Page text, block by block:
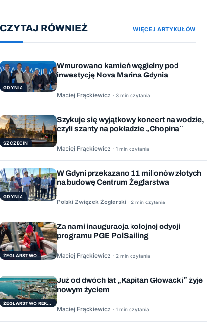
CZYTAJ RÓWNIEŻ WIĘCEJ ARTYKUŁÓW
GDYNIA
Wmurowano kamień węgielny pod
inwestycję Nova Marina Gdynia
Maciej Frąckiewicz · 3 min czytania
SZCZECIN
Szykuje się wyjątkowy koncert na wodzie,
czyli szanty na pokładzie „Chopina”
Maciej Frąckiewicz · 1 min czytania
GDYNIA
W Gdyni przekazano 11 milionów złotych
na budowę Centrum Żeglarstwa
Polski Związek Żeglarski · 2 min czytania
ŻEGLARSTWO
Za nami inauguracja kolejnej edycji
programu PGE PolSailing
Maciej Frąckiewicz · 2 min czytania
ŻEGLARSTWO REKERACYJNE
Już od dwóch lat „Kapitan Głowacki” żyje
nowym życiem
Maciej Frąckiewicz · 1 min czytania